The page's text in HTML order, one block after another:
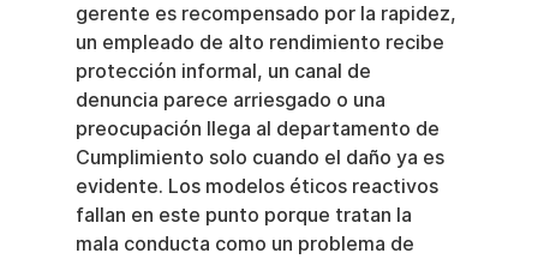
gerente es recompensado por la rapidez,
un empleado de alto rendimiento recibe
protección informal, un canal de
denuncia parece arriesgado o una
preocupación llega al departamento de
Cumplimiento solo cuando el daño ya es
evidente. Los modelos éticos reactivos
fallan en este punto porque tratan la
mala conducta como un problema de